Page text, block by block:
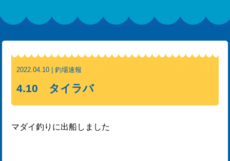
2022.04.10 | 釣場速報
4.10 タイラバ
マダイ釣りに出船しました